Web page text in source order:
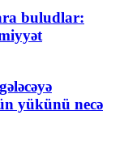
buludlar:
yükünü necə